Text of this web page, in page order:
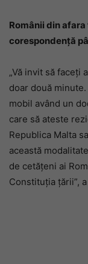
Românii din
corespondență
„Vă invit să faceți
doar două
mobil având un
care să ateste
Republica Malta
această
de cetățeni ai
Constituția țării”,